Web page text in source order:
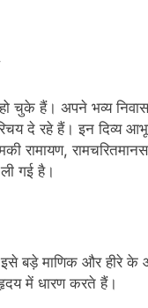
चुके हैं। अपने भव्य
दे रहे हैं। इन दिव्य
रामायण,
गई है।
बड़े माणिक और हीरे के
में धारण करते हैं।